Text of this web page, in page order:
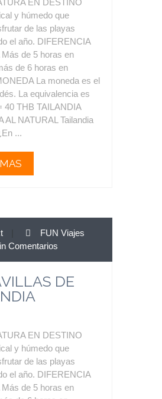
EN DESTINO
y húmedo que
de las playas
el año. DIFERENCIA
de 5 horas en
de 6 horas en
La moneda es el
La equivalencia es
40 THB TAILANDIA
AL NATURAL Tailandia
...
FUN Viajes
Comentarios
DE
EN DESTINO
y húmedo que
de las playas
el año. DIFERENCIA
de 5 horas en